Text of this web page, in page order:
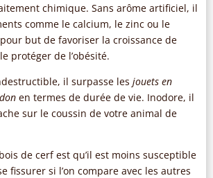
chimique. Sans arôme artificiel, il
comme le calcium, le zinc ou le
but de favoriser la croissance de
protéger de l’obésité.
il surpasse les jouets en
en termes de durée de vie. Inodore, il
sur le coussin de votre animal de
de cerf est qu’il est moins susceptible
fissurer si l’on compare avec les autres